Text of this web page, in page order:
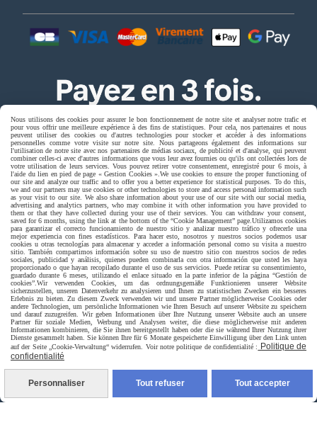
Livraison rapide
livraison à domicile France et union europeen
Nous utilisons des cookies pour assurer le bon fonctionnement de notre site et analyser notre trafic et
pour vous offrir une meilleure expérience à des fins de statistiques. Pour cela, nos partenaires et nous
peuvent utiliser des cookies ou d'autres technologies pour stocker et accéder à des informations
personnelles comme votre visite sur notre site. Nous partageons également des informations sur
l'utilisation de notre site avec nos partenaires de médias sociaux, de publicité et d'analyse, qui peuvent
combiner celles-ci avec d'autres informations que vous leur avez fournies ou qu'ils ont collectées lors de
votre utilisation de leurs services. Vous pouvez retirer votre consentement, enregistré pour 6 mois, à
l'aide du lien en pied de page « Gestion Cookies ». We use cookies to ensure the proper functioning of
our site and analyze our traffic and to offer you a better experience for statistical purposes. To do this,
we and our partners may use cookies or other technologies to store and access personal information such
as your visit to our site. We also share information about your use of our site with our social media,
advertising and analytics partners, who may combine it with other information you have provided to
them or that they have collected during your use of their services. You can withdraw your consent,
saved for 6 months, using the link at the bottom of the “Cookie Management” page. Utilizamos cookies
para garantizar el correcto funcionamiento de nuestro sitio y analizar nuestro tráfico y ofrecerle una
mejor experiencia con fines estadísticos. Para hacer esto, nosotros y nuestros socios podemos usar
cookies u otras tecnologías para almacenar y acceder a información personal como su visita a nuestro
sitio. También compartimos información sobre su uso de nuestro sitio con nuestros socios de redes
sociales, publicidad y análisis, quienes pueden combinarla con otra información que usted les haya
proporcionado o que hayan recopilado durante el uso de sus servicios. Puede retirar su consentimiento,
guardado durante 6 meses, utilizando el enlace situado en la parte inferior de la página “Gestión de
cookies”. Wir verwenden Cookies, um das ordnungsgemäße Funktionieren unserer Website
sicherzustellen, unseren Datenverkehr zu analysieren und Ihnen zu statistischen Zwecken ein besseres
Erlebnis zu bieten. Zu diesem Zweck verwenden wir und unsere Partner möglicherweise Cookies oder
andere Technologien, um persönliche Informationen wie Ihren Besuch auf unserer Website zu speichern
und darauf zuzugreifen. Wir geben Informationen über Ihre Nutzung unserer Website auch an unsere
Partner für soziale Medien, Werbung und Analysen weiter, die diese möglicherweise mit anderen
Informationen kombinieren, die Sie ihnen bereitgestellt haben oder die sie während Ihrer Nutzung ihrer
Dienste gesammelt haben. Sie können Ihre für 6 Monate gespeicherte Einwilligung über den Link unten
auf der Seite „Cookie-Verwaltung“ widerrufen. Voir notre politique de confidentialité :
Politique de
confidentialité
Personnaliser Tout refuser Tout accepter